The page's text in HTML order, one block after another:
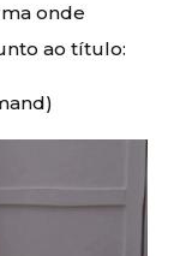
onde
ao título: